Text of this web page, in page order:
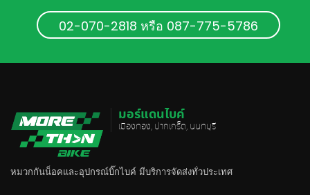
02-070-2818 หรือ 087-775-5786
มอร์แดนไบค์
เมืองทอง, ปากเกร็ด, นนทบุรี
หมวกกันน็อคและอุปกรณ์บิ๊กไบค์ มีบริการจัดส่งทั่วประเทศ